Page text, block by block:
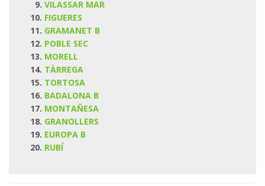
VILASSAR MAR
FIGUERES
GRAMANET B
POBLE SEC
MORELL
TÀRREGA
TORTOSA
BADALONA B
MONTAÑESA
GRANOLLERS
EUROPA B
RUBÍ